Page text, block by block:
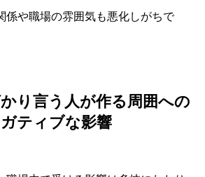
係や職場の雰囲気も悪化しがちで
り言う人が作る周囲への
ティブな影響